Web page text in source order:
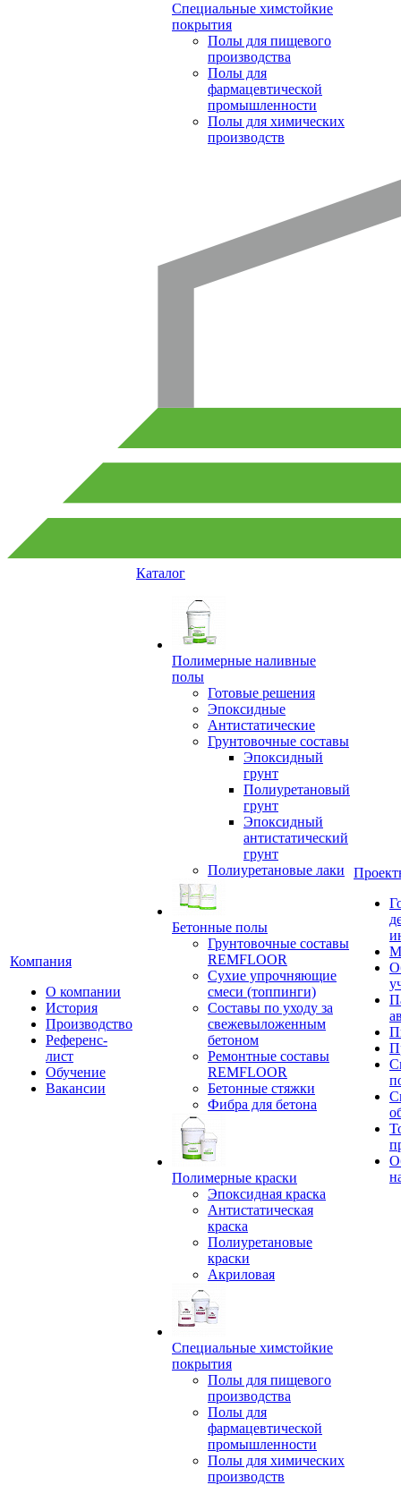
Специальные химстойкие
покрытия
Полы для пищевого
производства
Полы для
фармацевтической
промышленности
Полы для химических
производств
Компания
О компании
История
Производство
Референс-
лист
Обучение
Вакансии
Каталог
Полимерные наливные
полы
Готовые решения
Эпоксидные
Антистатические
Грунтовочные составы
Эпоксидный
грунт
Полиуретановый
грунт
Эпоксидный
антистатический
грунт
Полиуретановые лаки
Бетонные полы
Грунтовочные составы
REMFLOOR
Сухие упрочняющие
смеси (топпинги)
Составы по уходу за
свежевыложенным
бетоном
Ремонтные составы
REMFLOOR
Бетонные стяжки
Фибра для бетона
Полимерные краски
Эпоксидная краска
Антистатическая
краска
Полиуретановые
краски
Акриловая
Специальные химстойкие
покрытия
Полы для пищевого
производства
Полы для
фармацевтической
промышленности
Полы для химических
производств